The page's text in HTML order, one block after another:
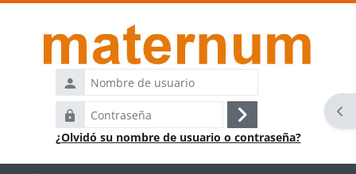
Nombre
de
usuario
Contraseña
Acceder
¿Olvidó su nombre de usuario o contraseña?